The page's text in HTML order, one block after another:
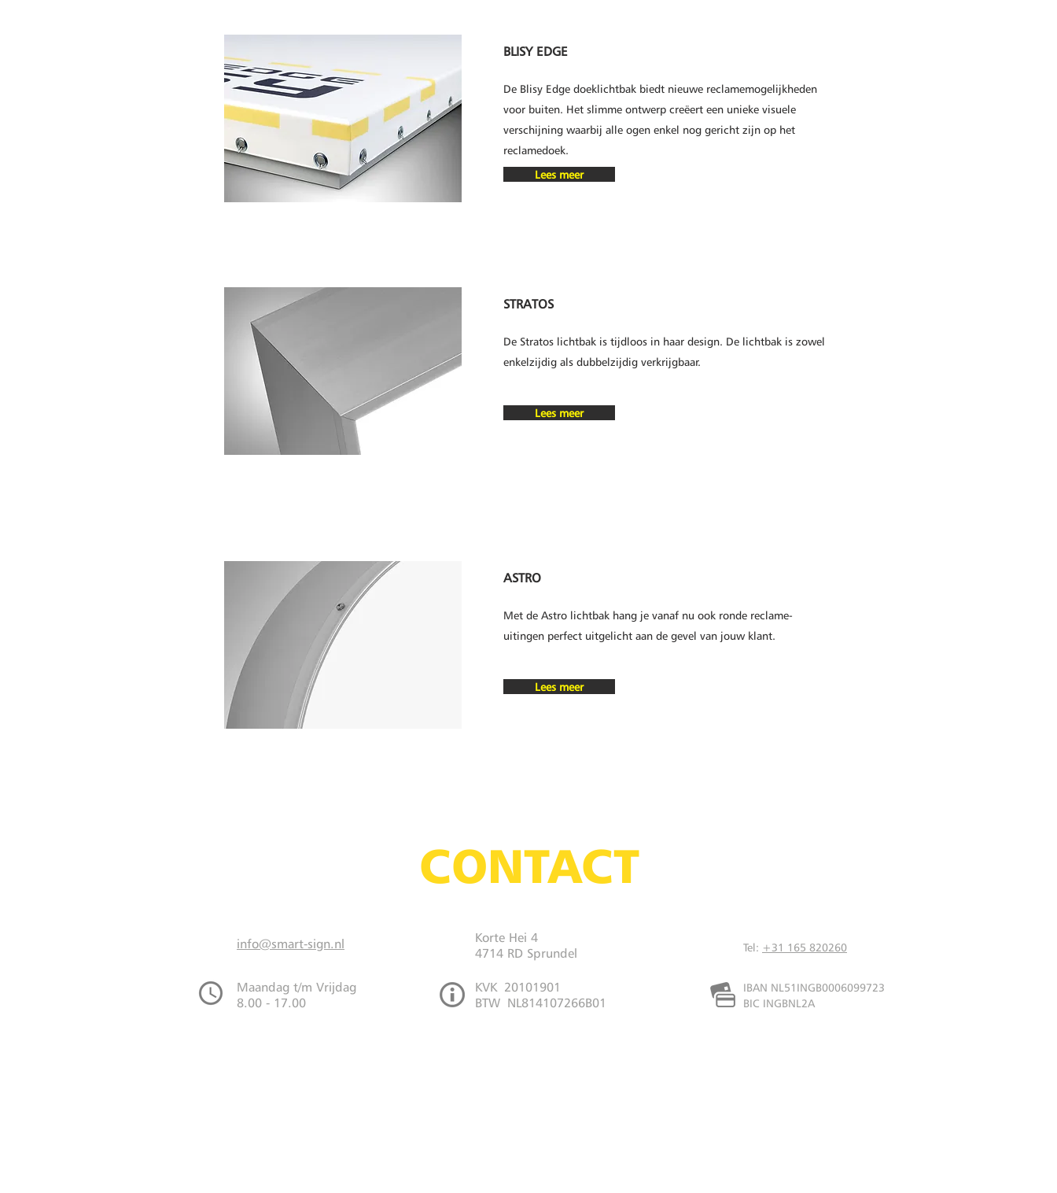
BLISY EDGE
De Blisy Edge doeklichtbak biedt nieuwe reclamemogelijkheden
voor buiten. Het slimme ontwerp creëert een unieke visuele
verschijning waarbij alle ogen enkel nog gericht zijn op het
reclamedoek.
Lees meer
STRATOS
De Stratos lichtbak is tijdloos in haar design. De lichtbak is zowel
enkelzijdig als dubbelzijdig verkrijgbaar.
Lees meer
ASTRO
Met de Astro lichtbak hang je vanaf nu ook ronde reclame-
uitingen perfect uitgelicht aan de gevel van jouw klant.
Lees meer
CONTACT
info@smart-sign.nl
Maandag t/m Vrijdag
8.00 - 17.00
Korte Hei 4
4714 RD Sprundel
KVK 20101901
BTW NL814107266B01
Tel: +31 165 820260
IBAN NL51INGB0006099723
BIC INGBNL2A